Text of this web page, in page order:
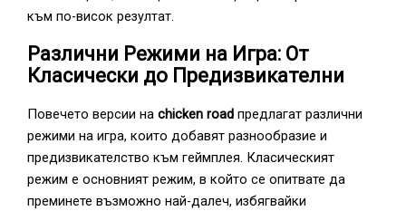
към по-висок резултат.
Различни Режими на Игра: От
Класически до Предизвикателни
Повечето версии наchicken road предлагат различни
режими на игра, които добавят разнообразие и
предизвикателство към геймплея. Класическият
режим е основният режим, в който се опитвате да
преминете възможно най-далеч, избягвайки